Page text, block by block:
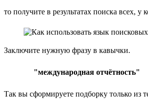
то получите в результатах поиска всех,
Заключите нужную фразу в кавычки.
"международная отчётность"
Так вы сформируете подборку только из